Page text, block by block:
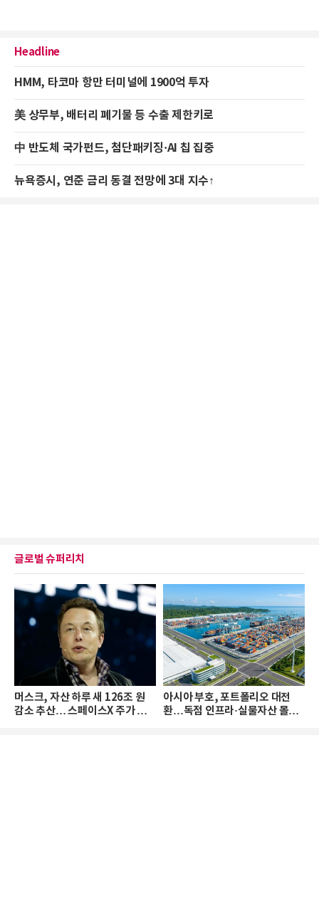
Headline
HMM, 타코마 항만 터미널에 1900억 투자
美 상무부, 배터리 폐기물 등 수출 제한키로
中 반도체 국가펀드, 첨단패키징·AI 칩 집중
뉴욕증시, 연준 금리 동결 전망에 3대 지수↑
글로벌 슈퍼리치
머스크, 자산 하루 새 126조 원
감소 추산… 스페이스X 주가 하
아시아 부호, 포트폴리오 대전
환…독점 인프라·실물자산 몰린